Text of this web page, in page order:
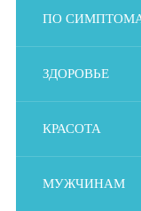
ПО
ЗДОРОВЬЕ
КРАСОТА
МУЖЧИНАМ